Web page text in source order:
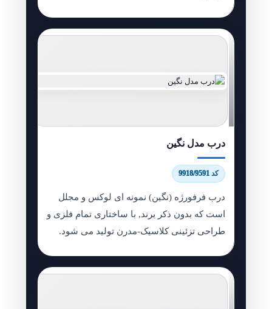
درب مدل نگین
کد 9918/9591
درب فرفورژه (نگین) نمونه ای لوکس و مجلل
است که بدون ذکر برند, با ساختاری تمام فلزی و
طراحی تزئینی کلاسیک-مدرن تولید می شود.